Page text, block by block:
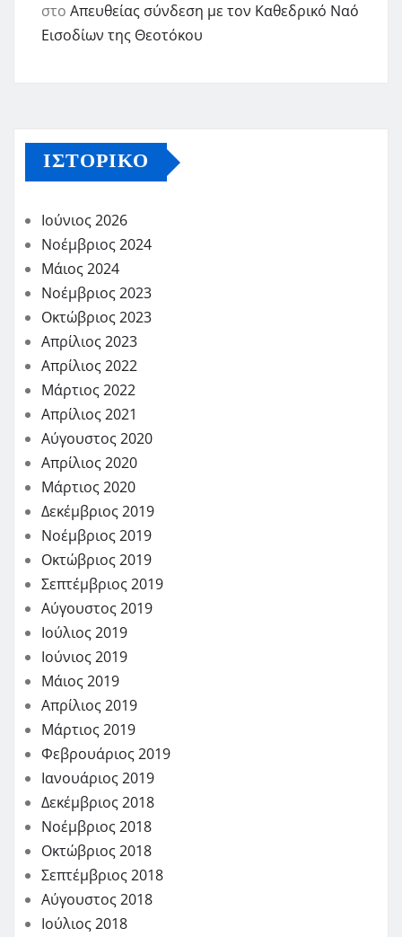
στο Απευθείας σύνδεση με τον Καθεδρικό Ναό
Εισοδίων της Θεοτόκου
ΙΣΤΟΡΙΚΌ
Ιούνιος 2026
Νοέμβριος 2024
Μάιος 2024
Νοέμβριος 2023
Οκτώβριος 2023
Απρίλιος 2023
Απρίλιος 2022
Μάρτιος 2022
Απρίλιος 2021
Αύγουστος 2020
Απρίλιος 2020
Μάρτιος 2020
Δεκέμβριος 2019
Νοέμβριος 2019
Οκτώβριος 2019
Σεπτέμβριος 2019
Αύγουστος 2019
Ιούλιος 2019
Ιούνιος 2019
Μάιος 2019
Απρίλιος 2019
Μάρτιος 2019
Φεβρουάριος 2019
Ιανουάριος 2019
Δεκέμβριος 2018
Νοέμβριος 2018
Οκτώβριος 2018
Σεπτέμβριος 2018
Αύγουστος 2018
Ιούλιος 2018